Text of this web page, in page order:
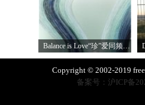
Balance is Love“珍”爱同频 耀启七夕 TASA
Copyright © 2002-2019
备案号：沪ICP备